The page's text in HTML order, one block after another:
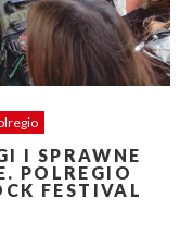
I SPRAWNE
POLREGIO
FESTIVAL